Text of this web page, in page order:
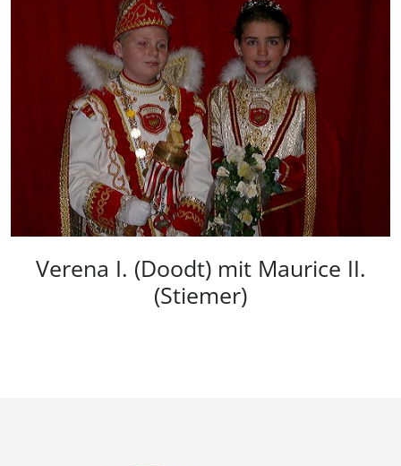
Verena I. (Doodt) mit Maurice II.
(Stiemer)